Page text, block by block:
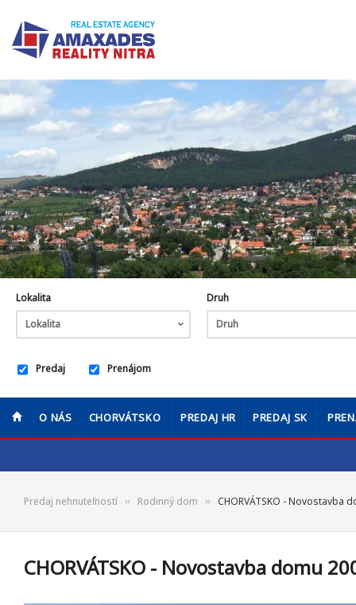
Predaj nehnuteľností Rodinný dom CHORVÁTSKO - Novostavba
CHORVÁTSKO - Novostavba domu
O NÁS CHORVÁTSKO PREDAJ HR PREDAJ SK
Lokalita
Lokalita
Druh
Druh
Predaj Prenájom